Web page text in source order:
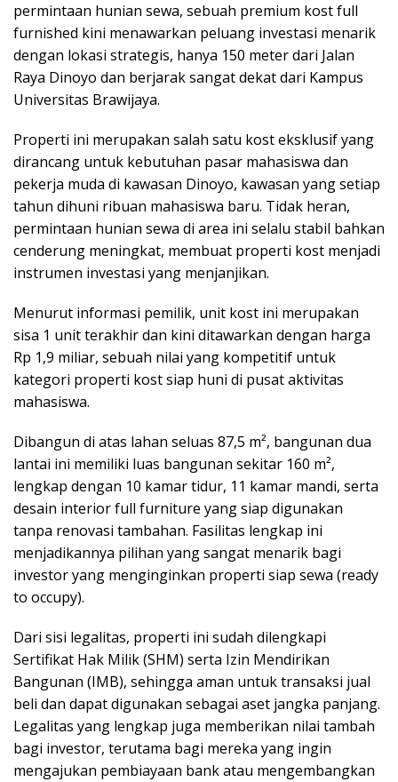
permintaan hunian sewa, sebuah premium kost full
furnished kini menawarkan peluang investasi menarik
dengan lokasi strategis, hanya 150 meter dari Jalan
Raya Dinoyo dan berjarak sangat dekat dari Kampus
Universitas Brawijaya.
Properti ini merupakan salah satu kost eksklusif yang
dirancang untuk kebutuhan pasar mahasiswa dan
pekerja muda di kawasan Dinoyo, kawasan yang setiap
tahun dihuni ribuan mahasiswa baru. Tidak heran,
permintaan hunian sewa di area ini selalu stabil bahkan
cenderung meningkat, membuat properti kost menjadi
instrumen investasi yang menjanjikan.
Menurut informasi pemilik, unit kost ini merupakan
sisa 1 unit terakhir dan kini ditawarkan dengan harga
Rp 1,9 miliar, sebuah nilai yang kompetitif untuk
kategori properti kost siap huni di pusat aktivitas
mahasiswa.
Dibangun di atas lahan seluas 87,5 m², bangunan dua
lantai ini memiliki luas bangunan sekitar 160 m²,
lengkap dengan 10 kamar tidur, 11 kamar mandi, serta
desain interior full furniture yang siap digunakan
tanpa renovasi tambahan. Fasilitas lengkap ini
menjadikannya pilihan yang sangat menarik bagi
investor yang menginginkan properti siap sewa (ready
to occupy).
Dari sisi legalitas, properti ini sudah dilengkapi
Sertifikat Hak Milik (SHM) serta Izin Mendirikan
Bangunan (IMB), sehingga aman untuk transaksi jual
beli dan dapat digunakan sebagai aset jangka panjang.
Legalitas yang lengkap juga memberikan nilai tambah
bagi investor, terutama bagi mereka yang ingin
mengajukan pembiayaan bank atau mengembangkan